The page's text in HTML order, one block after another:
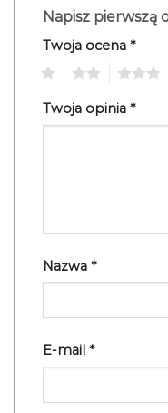
Napisz pierwszą
Twoja ocena *
Twoja opinia *
Nazwa *
E-mail *